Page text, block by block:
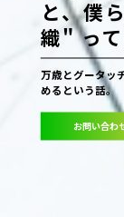
と、僕
織" っ
万歳とグータッ
めるという話。
お問い合わ